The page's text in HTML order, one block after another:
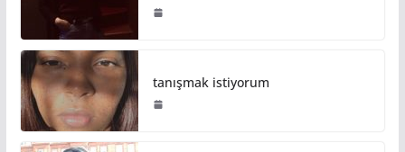
tanışmak istiyorum